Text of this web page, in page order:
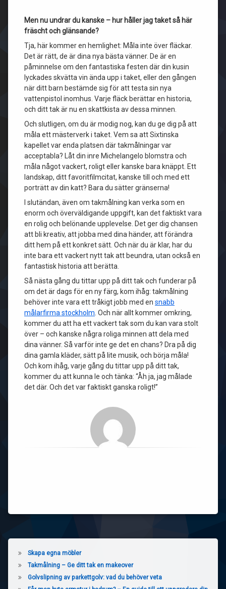
Men nu undrar du kanske – hur håller jag taket så här
fräscht och glänsande?
Tja, här kommer en hemlighet: Måla inte över fläckar.
Det är rätt, de är dina nya bästa vänner. De är en
påminnelse om den fantastiska festen där din kusin
lyckades skvätta vin ända upp i taket, eller den gången
när ditt barn bestämde sig för att testa sin nya
vattenpistol inomhus. Varje fläck berättar en historia,
och ditt tak är nu en skattkista av dessa minnen.
Och slutligen, om du är modig nog, kan du ge dig på att
måla ett mästerverk i taket. Vem sa att Sixtinska
kapellet var enda platsen där takmålningar var
acceptabla? Låt din inre Michelangelo blomstra och
måla något vackert, roligt eller kanske bara knäppt. Ett
landskap, ditt favoritfilmcitat, kanske till och med ett
porträtt av din katt? Bara du sätter gränserna!
I slutändan, även om takmålning kan verka som en
enorm och överväldigande uppgift, kan det faktiskt vara
en rolig och belönande upplevelse. Det ger dig chansen
att bli kreativ, att jobba med dina händer, att förändra
ditt hem på ett konkret sätt. Och när du är klar, har du
inte bara ett vackert nytt tak att beundra, utan också en
fantastisk historia att berätta.
Så nästa gång du tittar upp på ditt tak och funderar på
om det är dags för en ny färg, kom ihåg: takmålning
behöver inte vara ett tråkigt jobb med en snabb
målarfirma stockholm . Och när allt kommer omkring,
kommer du att ha ett vackert tak som du kan vara stolt
över – och kanske några roliga minnen att dela med
dina vänner. Så varför inte ge det en chans? Dra på dig
dina gamla kläder, sätt på lite musik, och börja måla!
Och kom ihåg, varje gång du tittar upp på ditt tak,
kommer du att kunna le och tänka: “Åh ja, jag målade
det där. Och det var faktiskt ganska roligt!”
Skapa egna möbler
Takmålning – Ge ditt tak en makeover
Golvslipning av parkettgolv: vad du behöver veta